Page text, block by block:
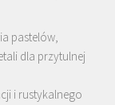
pastelów,
dla przytulnej
i rustykalnego